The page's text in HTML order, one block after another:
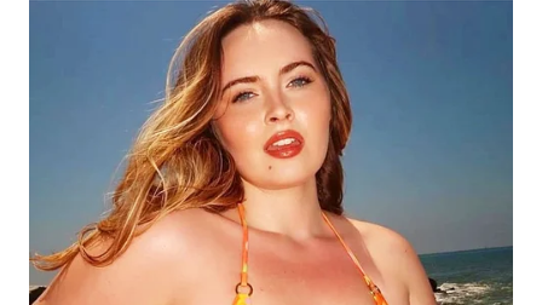
GORONTALO
WN
SULUT